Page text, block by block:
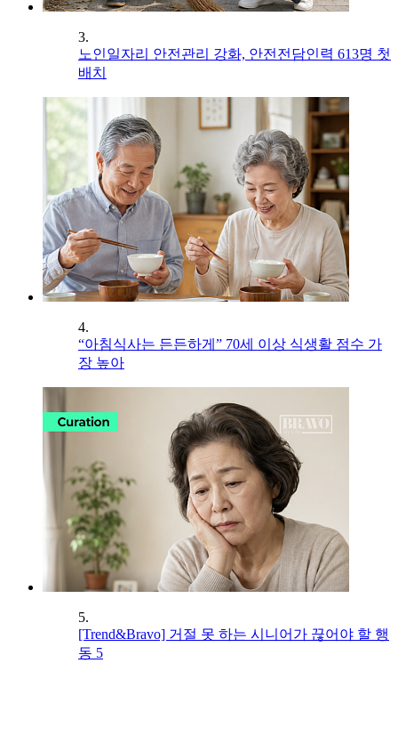
3.
노인일자리 안전관리 강화, 안전전담인력 613명 첫
배치
4.
“아침식사는 든든하게” 70세 이상 식생활 점수 가
장 높아
5.
[Trend&Bravo] 거절 못 하는 시니어가 끊어야 할 행
동 5